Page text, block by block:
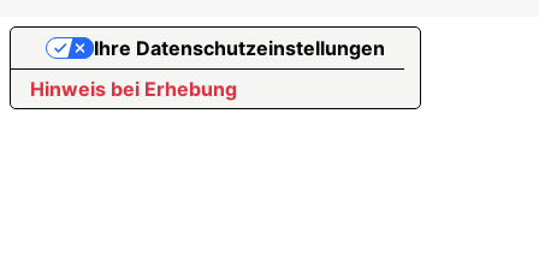
Hinweis bei Erhebung
Ihre Datenschutzeinstellungen